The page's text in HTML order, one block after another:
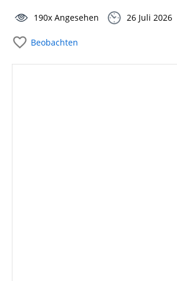
190x Angesehen 26 Juli 2026
Beobachten